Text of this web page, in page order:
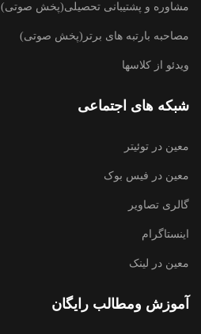
مشاوره و پشتیبانی تحصیلی(پخش صوتی)
مصاحبه بارتبه های برتر(پخش صوتی)
ویدئو از کلاسها
شبکه های اجتماعی
معین در توئیتر
معین در فیس بوک
گالری تصاویر
اینستاگرام
معین در لینک
آموزش ومطالب رایگان